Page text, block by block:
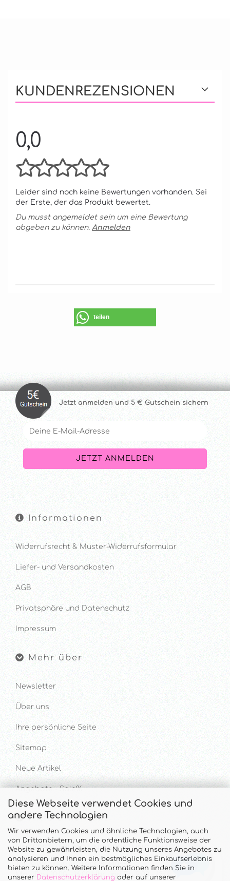
Diese Webseite verwendet Cookies und
andere Technologien
Wir verwenden Cookies und ähnliche Technologien, auch
von Drittanbietern, um die ordentliche Funktionsweise der
Website zu gewährleisten, die Nutzung unseres Angebotes zu
analysieren und Ihnen ein bestmögliches Einkaufserlebnis
bieten zu können. Weitere Informationen finden Sie in
unserer Datenschutzerklärung oder auf unserer
KUNDENREZENSIONEN
0,0
Leider sind noch keine Bewertungen vorhanden. Sei
der Erste, der das Produkt bewertet.
Du musst angemeldet sein um eine Bewertung
abgeben zu können. Anmelden
teilen
Jetzt anmelden und 5 € Gutschein sichern
Informationen
Widerrufsrecht & Muster-Widerrufsformular
Liefer- und Versandkosten
AGB
Privatsphäre und Datenschutz
Impressum
Mehr über
Newsletter
Über uns
Ihre persönliche Seite
Sitemap
Neue Artikel
Angebote - Sale%
Hilfe & Kontakt
UNTERSTÜTZUNG UND BERATUNG UNTER
Tel. & WhatsApp: 034328 340688
Mo - Do.: 10:00 - 16:00 Uhr und Fr.: 9:00 - 13:00 Uhr